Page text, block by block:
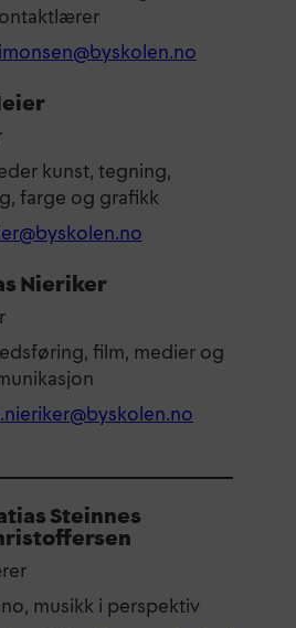
kunst, tegning,
farge og grafikk
Nieriker
film, medier og
Steinnes
musikk i perspektiv